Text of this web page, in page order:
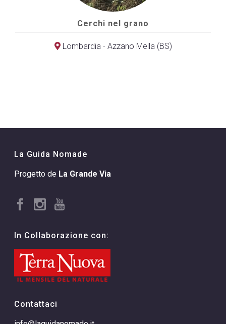
Cerchi nel grano
Lombardia - Azzano Mella (BS)
La Guida Nomade
Progetto de La Grande Via
In Collaborazione con:
Contattaci